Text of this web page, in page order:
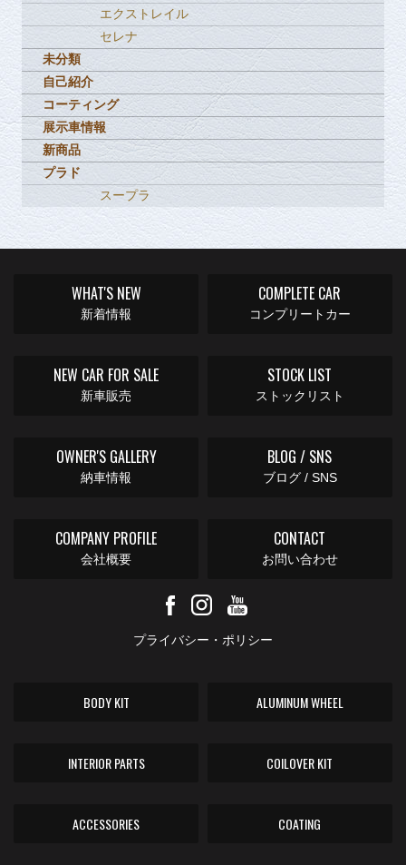
エクストレイル
セレナ
未分類
自己紹介
コーティング
展示車情報
新商品
プラド
スープラ
WHAT'S NEW
新着情報
COMPLETE CAR
コンプリートカー
NEW CAR FOR SALE
新車販売
STOCK LIST
ストックリスト
OWNER'S GALLERY
納車情報
BLOG / SNS
ブログ / SNS
COMPANY PROFILE
会社概要
CONTACT
お問い合わせ
プライバシー・ポリシー
BODY KIT ALUMINUM WHEEL
INTERIOR PARTS COILOVER KIT
ACCESSORIES COATING